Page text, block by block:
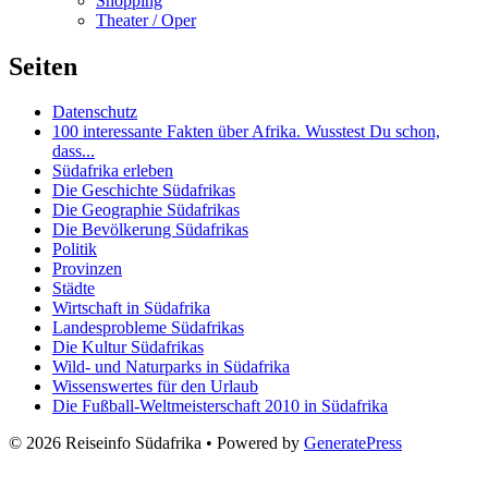
Theater / Oper
Seiten
Datenschutz
100 interessante Fakten über Afrika. Wusstest Du schon,
dass...
Südafrika erleben
Die Geschichte Südafrikas
Die Geographie Südafrikas
Die Bevölkerung Südafrikas
Politik
Provinzen
Städte
Wirtschaft in Südafrika
Landesprobleme Südafrikas
Die Kultur Südafrikas
Wild- und Naturparks in Südafrika
Wissenswertes für den Urlaub
Die Fußball-Weltmeisterschaft 2010 in Südafrika
© 2026 Reiseinfo Südafrika • Powered by GeneratePress